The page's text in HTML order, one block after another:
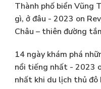
Thành phố biển Vũng
gì, ở đâu - 2023 on
Châu – thiên đường
14 ngày khám phá
nổi tiếng nhất - 2023
nhất khi du lịch thủ đô